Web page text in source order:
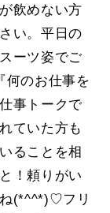
飲めない方
い。平日の
ーツ姿でご
何のお仕事を
事トークで
ていた方も
ることを相
！頼りがい
(*^^*)♡フリ